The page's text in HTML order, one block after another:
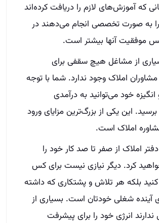
که آموزش‌های لازم را دریافت کرده‌اند
را به صورت تخصصی انجام می‌دهند در
موفقیت آنها بیشتر است.
از مشاغل هیچ سقفی برای
املاک وجود ندارد. شما با توجه
خود می‌توانید به درآمدی
برسید. این یکی از بزرگ‌ترین مزایای ورود
املاک است.
املاک از صفر تا صد کار خود را
کرد. دیگر نیازی نیست برای کس
کنید بلکه هر تلاش و پشتکاری که داشته
آینده شغلی خودتان است. بسیاری از
ندارند انرژی خود را برای پیشرفت